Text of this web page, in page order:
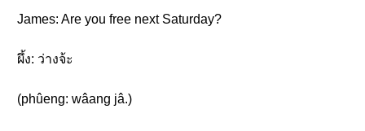
James: Are you free next Saturday?
ผึ้ง: ว่างจ้ะ
(phûeng: wâang jâ.)